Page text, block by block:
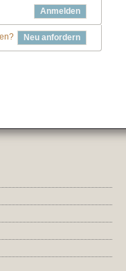
Anmelden
Neu anfordern